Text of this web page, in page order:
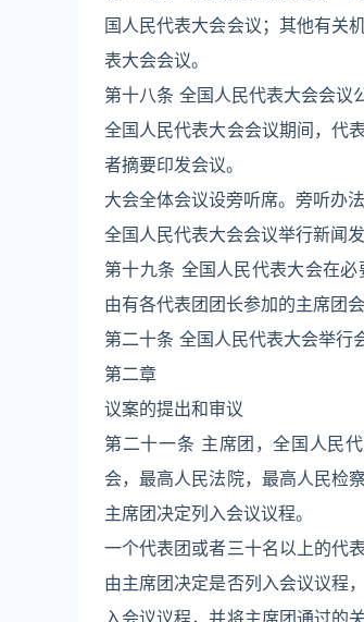
国人民代表大会会议；其他有关
表大会会议。
第十八条 全国人民代表大会会议
全国人民代表大会会议期间，代
者摘要印发会议。
大会全体会议设旁听席。旁听办法
全国人民代表大会会议举行新闻
第十九条 全国人民代表大会在
由有各代表团团长参加的主席团会
第二十条 全国人民代表大会举行
第二章
议案的提出和审议
第二十一条 主席团，全国人民
会，最高人民法院，最高人民检
主席团决定列入会议议程。
一个代表团或者三十名以上的代
由主席团决定是否列入会议议程
入会议议程，并将主席团通过的